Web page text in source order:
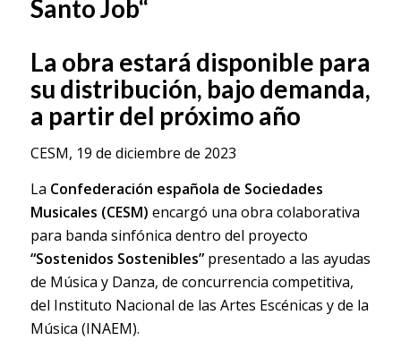
Santo Job“
La obra estará disponible para
su distribución, bajo demanda,
a partir del próximo año
CESM, 19 de diciembre de 2023
La Confederación española de Sociedades
Musicales (CESM) encargó una obra colaborativa
para banda sinfónica dentro del proyecto
“Sostenidos Sostenibles”presentado a las ayudas
de Música y Danza, de concurrencia competitiva,
del Instituto Nacional de las Artes Escénicas y de la
Música (INAEM).